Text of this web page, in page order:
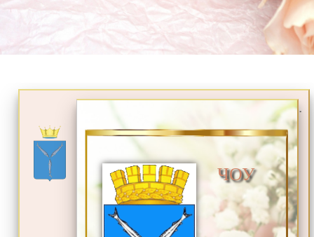
.
ЧОУ